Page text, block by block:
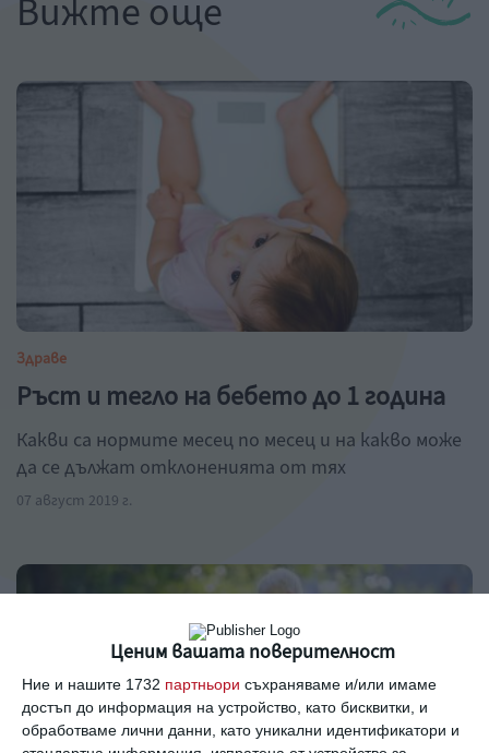
Ценим вашата поверителност
Ние и нашите 1732 партньори съхраняваме и/или имаме
достъп до информация на устройство, като бисквитки, и
обработваме лични данни, като уникални идентификатори и
Вижте още
Здраве
Ръст и тегло на бебето до 1 година
Какви са нормите месец по месец и на какво може
да се дължат отклоненията от тях
07 август 2019 г.